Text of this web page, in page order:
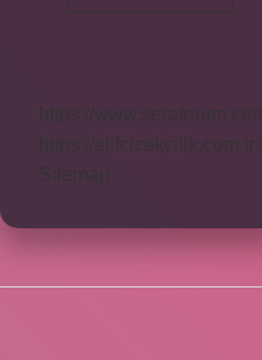
Uzun
https://www.seraforum.com
https://elifcicekcilik.com.tr
Sitemap